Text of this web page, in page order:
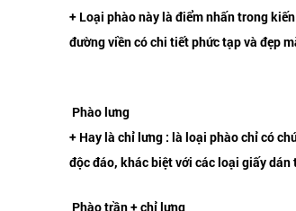
+ Loại phào này là điểm nhấn trong
đường viền có chi tiết phức tạp và đẹp
Phào lưng
+ Hay là chỉ lưng : là loại phào chỉ có
độc đáo, khác biệt với các loại giấy dán
Phào trần + chỉ lưng